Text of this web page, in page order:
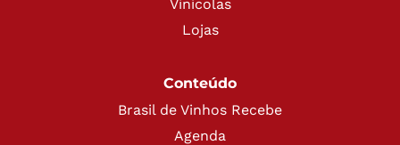
Vinícolas
Lojas
Conteúdo
Brasil de Vinhos Recebe
Agenda